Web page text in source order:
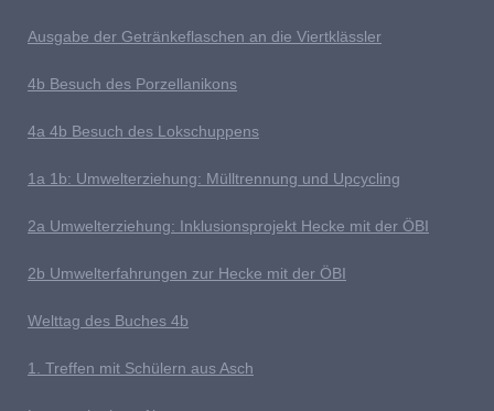
Ausgabe der Getränkeflaschen an die Viertklässler
4b Besuch des Porzellanikons
4a 4b Besuch des Lokschuppens
1 a 1b: Umwelterziehung: Mülltrennung und Upcycling
2a Umwelterziehung: Inklusionsprojekt Hecke mit der ÖBI
2b Umwelterfahrungen zur Hecke mit der ÖBI
Welttag des Buches 4b
1 . Treffen mit Schülern aus Asch